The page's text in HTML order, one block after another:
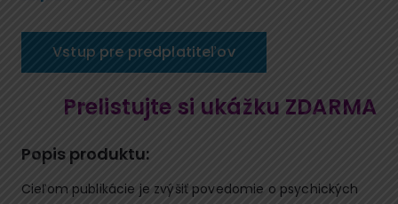
pracovať
škole
Vstup pre predplatiteľov
Prelistujte si ukážku ZDARMA
Popis produktu:
Cieľom publikácie je zvýšiť povedomie o psychických